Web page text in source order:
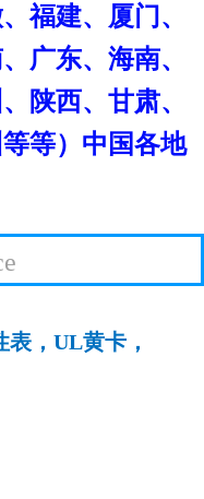
福建、厦门、
广东、海南、
陕西、甘肃、
等）中国各地
，UL黄卡，